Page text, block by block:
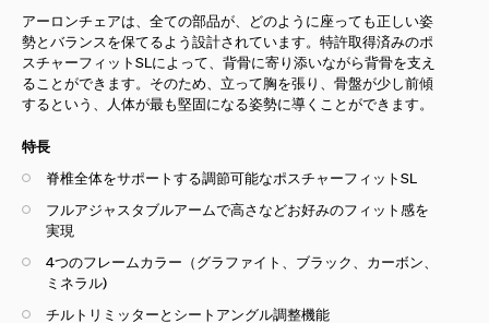
アーロンチェアは、全ての部品が、どのように座っても正しい姿
勢とバランスを保てるよう設計されています。特許取得済みのポ
スチャーフィットSLによって、背骨に寄り添いながら背骨を支え
ることができます。そのため、立って胸を張り、骨盤が少し前傾
するという、人体が最も堅固になる姿勢に導くことができます。
特長
脊椎全体をサポートする調節可能なポスチャーフィットSL
フルアジャスタブルアームで高さなどお好みのフィット感を
実現
4つのフレームカラー（グラファイト、ブラック、 カーボン、
ミネラル)
チルトリミッターとシートアングル調整機能